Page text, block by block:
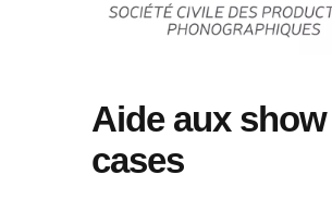
Aide aux show
cases